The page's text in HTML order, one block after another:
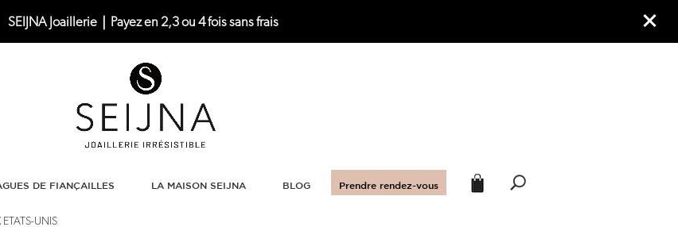
SEIJNA Joaillerie｜Payez en 2,3 ou 4 fois sans frais
DE FIANÇAILLES LA MAISON SEIJNA BLOG Prendre rendez-vous
ETATS-UNIS